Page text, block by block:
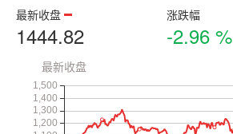
最新收盘
1444.82
涨跌幅
-2.96 %